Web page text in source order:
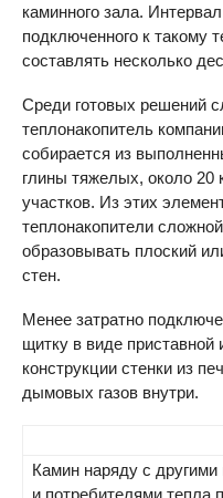
каминного зала.
подключенного к такому
составлять несколько
Среди готовых решений
теплонакопитель
собирается из
глины тяжелых, около 20
участков. Из этих
теплонакопители
образовывать плоский
стен.
Менее затратно
щитку в виде
конструкции стенки из
дымовых газов внутри.
Камин наряду с другими
и потребителями тепла